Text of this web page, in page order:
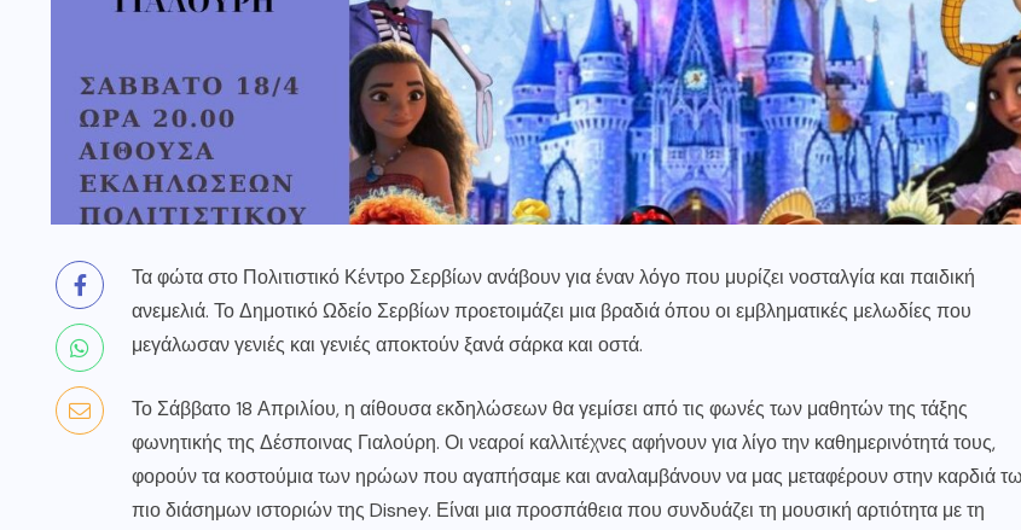
Τα φώτα στο Πολιτιστικό Κέντρο Σερβίων ανάβουν για έναν λόγο που μυρίζει νοσταλγία και παιδική
ανεμελιά. Το Δημοτικό Ωδείο Σερβίων προετοιμάζει μια βραδιά όπου οι εμβληματικές μελωδίες που
μεγάλωσαν γενιές και γενιές αποκτούν ξανά σάρκα και οστά.
Το Σάββατο 18 Απριλίου, η αίθουσα εκδηλώσεων θα γεμίσει από τις φωνές των μαθητών της τάξης
φωνητικής της Δέσποινας Γιαλούρη. Οι νεαροί καλλιτέχνες αφήνουν για λίγο την καθημερινότητά τους,
φορούν τα κοστούμια των ηρώων που αγαπήσαμε και αναλαμβάνουν να μας μεταφέρουν στην καρδιά
πιο διάσημων ιστοριών της Disney. Είναι μια προσπάθεια που συνδυάζει τη μουσική αρτιότητα με τη